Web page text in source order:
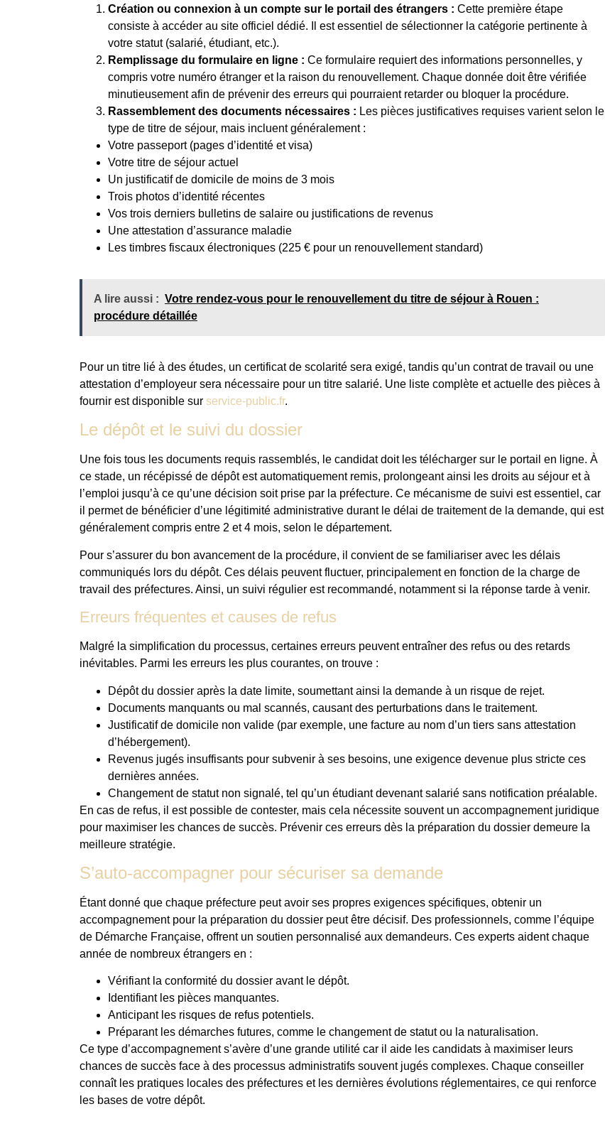
Création ou connexion à un compte sur le portail des étrangers : Cette première étape
consiste à accéder au site officiel dédié. Il est essentiel de sélectionner la catégorie pertinente à
votre statut (salarié, étudiant, etc.).
Remplissage du formulaire en ligne : Ce formulaire requiert des informations personnelles, y
compris votre numéro étranger et la raison du renouvellement. Chaque donnée doit être vérifiée
minutieusement afin de prévenir des erreurs qui pourraient retarder ou bloquer la procédure.
Rassemblement des documents nécessaires : Les pièces justificatives requises varient selon le
type de titre de séjour, mais incluent généralement :
Votre passeport (pages d’identité et visa)
Votre titre de séjour actuel
Un justificatif de domicile de moins de 3 mois
Trois photos d’identité récentes
Vos trois derniers bulletins de salaire ou justifications de revenus
Une attestation d’assurance maladie
Les timbres fiscaux électroniques (225 € pour un renouvellement standard)
A lire aussi : Votre rendez-vous pour le renouvellement du titre de séjour à Rouen :
procédure détaillée
Pour un titre lié à des études, un certificat de scolarité sera exigé, tandis qu’un contrat de travail ou une
attestation d’employeur sera nécessaire pour un titre salarié. Une liste complète et actuelle des pièces à
fournir est disponible sur service-public.fr.
Le dépôt et le suivi du dossier
Une fois tous les documents requis rassemblés, le candidat doit les télécharger sur le portail en ligne. À
ce stade, un récépissé de dépôt est automatiquement remis, prolongeant ainsi les droits au séjour et à
l’emploi jusqu’à ce qu’une décision soit prise par la préfecture. Ce mécanisme de suivi est essentiel, car
il permet de bénéficier d’une légitimité administrative durant le délai de traitement de la demande, qui est
généralement compris entre 2 et 4 mois, selon le département.
Pour s’assurer du bon avancement de la procédure, il convient de se familiariser avec les délais
communiqués lors du dépôt. Ces délais peuvent fluctuer, principalement en fonction de la charge de
travail des préfectures. Ainsi, un suivi régulier est recommandé, notamment si la réponse tarde à venir.
Erreurs fréquentes et causes de refus
Malgré la simplification du processus, certaines erreurs peuvent entraîner des refus ou des retards
inévitables. Parmi les erreurs les plus courantes, on trouve :
Dépôt du dossier après la date limite, soumettant ainsi la demande à un risque de rejet.
Documents manquants ou mal scannés, causant des perturbations dans le traitement.
Justificatif de domicile non valide (par exemple, une facture au nom d’un tiers sans attestation
d’hébergement).
Revenus jugés insuffisants pour subvenir à ses besoins, une exigence devenue plus stricte ces
dernières années.
Changement de statut non signalé, tel qu’un étudiant devenant salarié sans notification préalable.
En cas de refus, il est possible de contester, mais cela nécessite souvent un accompagnement juridique
pour maximiser les chances de succès. Prévenir ces erreurs dès la préparation du dossier demeure la
meilleure stratégie.
S’auto-accompagner pour sécuriser sa demande
Étant donné que chaque préfecture peut avoir ses propres exigences spécifiques, obtenir un
accompagnement pour la préparation du dossier peut être décisif. Des professionnels, comme l’équipe
de Démarche Française, offrent un soutien personnalisé aux demandeurs. Ces experts aident chaque
année de nombreux étrangers en :
Vérifiant la conformité du dossier avant le dépôt.
Identifiant les pièces manquantes.
Anticipant les risques de refus potentiels.
Préparant les démarches futures, comme le changement de statut ou la naturalisation.
Ce type d’accompagnement s’avère d’une grande utilité car il aide les candidats à maximiser leurs
chances de succès face à des processus administratifs souvent jugés complexes. Chaque conseiller
connaît les pratiques locales des préfectures et les dernières évolutions réglementaires, ce qui renforce
les bases de votre dépôt.